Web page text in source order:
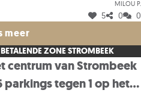
Milou P.
5 0 0
meer
ZONE STROMBEEK
centrum van Strombeek
tegen 1 op het